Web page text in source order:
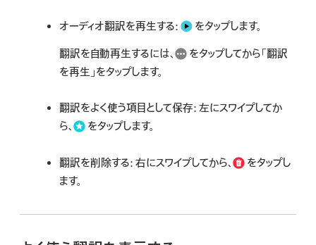
オーディオ翻訳を再生する:
をタップします。
翻訳を自動再生するには、
をタップしてから「翻訳
を再生」をタップします。
翻訳をよく使う項目として保存:左にスワイプしてか
ら、
をタップします。
翻訳を削除する:右にスワイプしてから、
をタップし
ます。